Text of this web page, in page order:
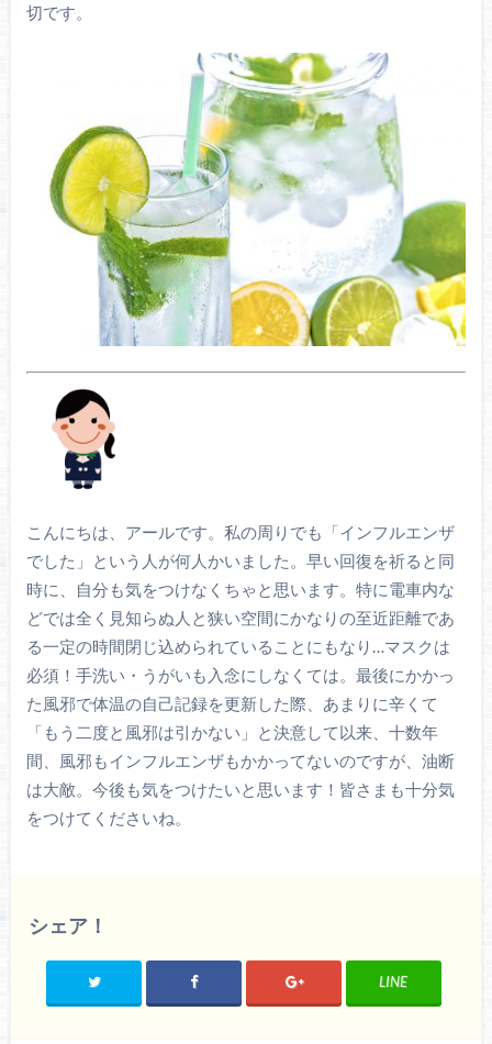
切です。
こんにちは、アールです。私の周りでも「インフルエンザ
でした」という人が何人かいました。早い回復を祈ると同
時に、自分も気をつけなくちゃと思います。特に電車内な
どでは全く見知らぬ人と狭い空間にかなりの至近距離であ
る一定の時間閉じ込められていることにもなり…マスクは
必須！手洗い・うがいも入念にしなくては。最後にかかっ
た風邪で体温の自己記録を更新した際、あまりに辛くて
「もう二度と風邪は引かない」と決意して以来、十数年
間、風邪もインフルエンザもかかってないのですが、油断
は大敵。今後も気をつけたいと思います！皆さまも十分気
をつけてくださいね。
シェア！
LINE